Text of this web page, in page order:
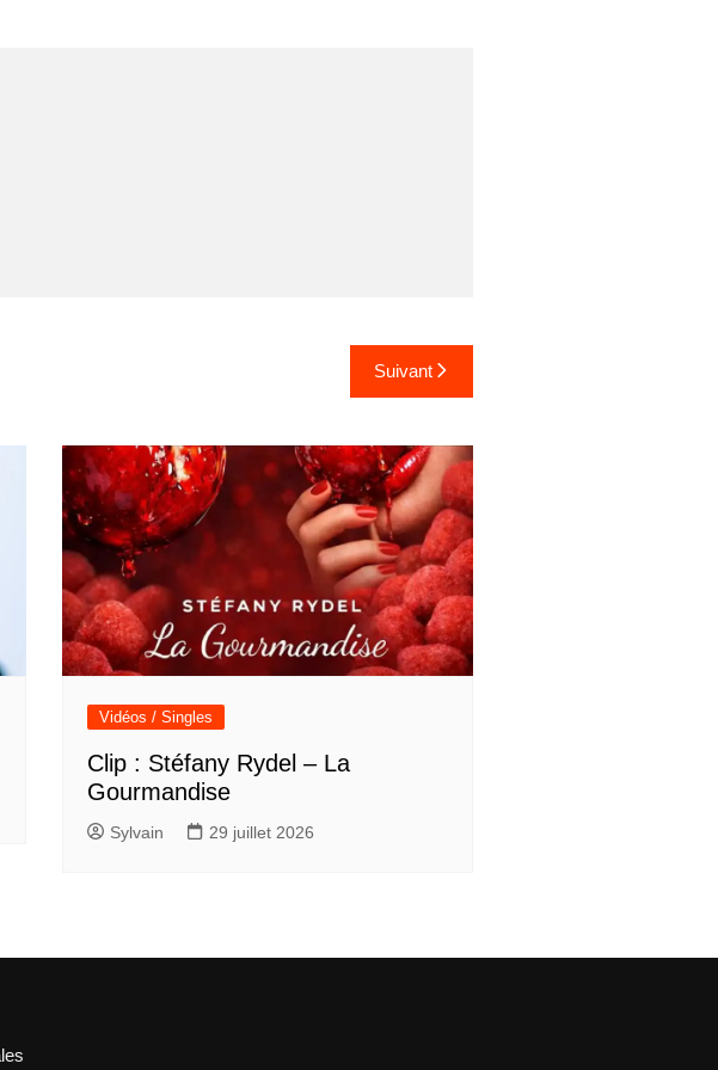
Suivant
Vidéos / Singles
Clip : Stéfany Rydel – La
Gourmandise
Sylvain 29 juillet 2026